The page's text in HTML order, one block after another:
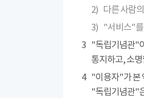
2) 다른 사람
3) "서비스"를
3 "독립기념관"
통지하고, 소
4
"이용자"가 본
"독립기념관"